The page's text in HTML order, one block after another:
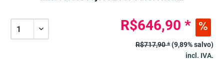
R$646,90 *
R$717,90 *(9,89% salvo)
incl. IVA.